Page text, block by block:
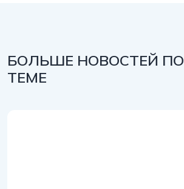
БОЛЬШЕ НОВОСТЕЙ
ТЕМЕ